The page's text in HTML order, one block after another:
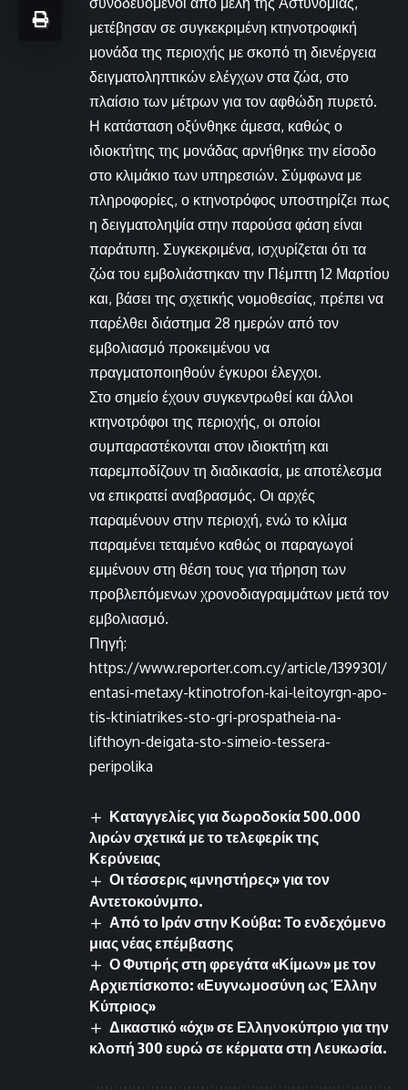
μετέβησαν σε συγκεκριμένη κτηνοτροφική
μονάδα της περιοχής με σκοπό τη διενέργεια
δειγματοληπτικών ελέγχων στα ζώα, στο
πλαίσιο των μέτρων για τον αφθώδη πυρετό.
Η κατάσταση οξύνθηκε άμεσα, καθώς ο
ιδιοκτήτης της μονάδας αρνήθηκε την είσοδο
στο κλιμάκιο των υπηρεσιών. Σύμφωνα με
πληροφορίες, ο κτηνοτρόφος υποστηρίζει πως
η δειγματοληψία στην παρούσα φάση είναι
παράτυπη. Συγκεκριμένα, ισχυρίζεται ότι τα
ζώα του εμβολιάστηκαν την Πέμπτη 12 Μαρτίου
και, βάσει της σχετικής νομοθεσίας, πρέπει να
παρέλθει διάστημα 28 ημερών από τον
εμβολιασμό προκειμένου να
πραγματοποιηθούν έγκυροι έλεγχοι.
Στο σημείο έχουν συγκεντρωθεί και άλλοι
κτηνοτρόφοι της περιοχής, οι οποίοι
συμπαραστέκονται στον ιδιοκτήτη και
παρεμποδίζουν τη διαδικασία, με αποτέλεσμα
να επικρατεί αναβρασμός. Οι αρχές
παραμένουν στην περιοχή, ενώ το κλίμα
παραμένει τεταμένο καθώς οι παραγωγοί
εμμένουν στη θέση τους για τήρηση των
προβλεπόμενων χρονοδιαγραμμάτων μετά τον
εμβολιασμό.
Πηγή:
https://www.reporter.com.cy/article/1399301/
entasi-metaxy-ktinotrofon-kai-leitoyrgn-apo-
tis-ktiniatrikes-sto-gri-prospatheia-na-
lifthoyn-deigata-sto-simeio-tessera-
peripolika
Καταγγελίες για δωροδοκία 500.000
λιρών σχετικά με το τελεφερίκ της
Κερύνειας
Οι τέσσερις «μνηστήρες» για τον
Αντετοκούνμπο.
Από το Ιράν στην Κούβα: Το ενδεχόμενο
μιας νέας επέμβασης
Ο Φυτιρής στη φρεγάτα «Κίμων» με τον
Αρχιεπίσκοπο: «Ευγνωμοσύνη ως Έλλην
Κύπριος»
Δικαστικό «όχι» σε Ελληνοκύπριο για την
κλοπή 300 ευρώ σε κέρματα στη Λευκωσία.